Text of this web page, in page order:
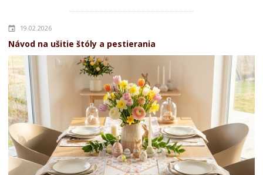
19.02.2026
Návod na ušitie štóly a pestierania